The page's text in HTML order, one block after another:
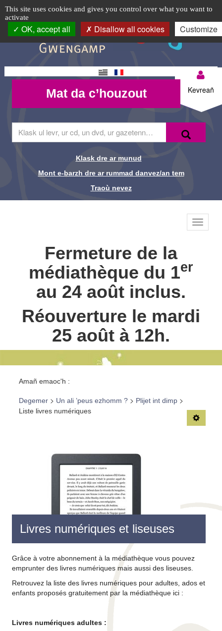
Cookie management panel
This site uses cookies and gives you control over what you want to
activate
OK, accept all Disallow all cookies Customize
TPL_C3RB_RGAA_EVITEMENT_MENU
TPL_C3RB_RGAA_EVITEMENT_CONTENT
TPL_C3RB_RGAA_EVITEMENT_LOGIN
Liste
livres
numériques
-
Médiathèque
de
Guingamp
Logo
top-
BR
Changement
de langue
Mon
compte-
Kevreañ
Mat da
c’houzout
Mat da c’houzout
Recherche-
Br
Liens de
Br
Klask dre ar munud
Mont e-barzh dre ar rummad danvez/an tem
Traoù nevez
BR-fr
Fermeture
été
Fermeture de la
médiathèque du 1er
au 24 août inclus.
Réouverture le mardi
25 août à 12h.
Fil de
navigation-
BR
Amañ emaoc'h :
Degemer > Un ali ’peus ezhomm ? > Plijet int dimp >
Liste livres numériques
Livres numériques et liseuses
Grâce à votre abonnement à la médiathèque vous pouvez
emprunter des livres numériques mais aussi des liseuses.
Retrouvez la liste des livres numériques pour adultes, ados et
enfants proposés gratuitement par la médiathèque ici :
Livres numériques adultes :